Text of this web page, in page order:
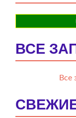
ВСЕ
Все